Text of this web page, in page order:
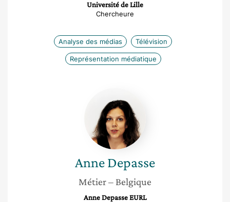
Université de Lille
Chercheure
Analyse des médias Télévision
Représentation médiatique
Depasse
AnneDepasse
Métier– Belgique
Anne Depasse EURL